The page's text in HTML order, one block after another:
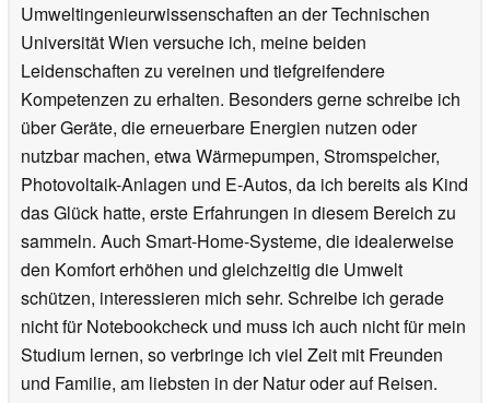
Umweltingenieurwissenschaften an der Technischen
Universität Wien versuche ich, meine beiden
Leidenschaften zu vereinen und tiefgreifendere
Kompetenzen zu erhalten. Besonders gerne schreibe ich
über Geräte, die erneuerbare Energien nutzen oder
nutzbar machen, etwa Wärmepumpen, Stromspeicher,
Photovoltaik-Anlagen und E-Autos, da ich bereits als Kind
das Glück hatte, erste Erfahrungen in diesem Bereich zu
sammeln. Auch Smart-Home-Systeme, die idealerweise
den Komfort erhöhen und gleichzeitig die Umwelt
schützen, interessieren mich sehr. Schreibe ich gerade
nicht für Notebookcheck und muss ich auch nicht für mein
Studium lernen, so verbringe ich viel Zeit mit Freunden
und Familie, am liebsten in der Natur oder auf Reisen.